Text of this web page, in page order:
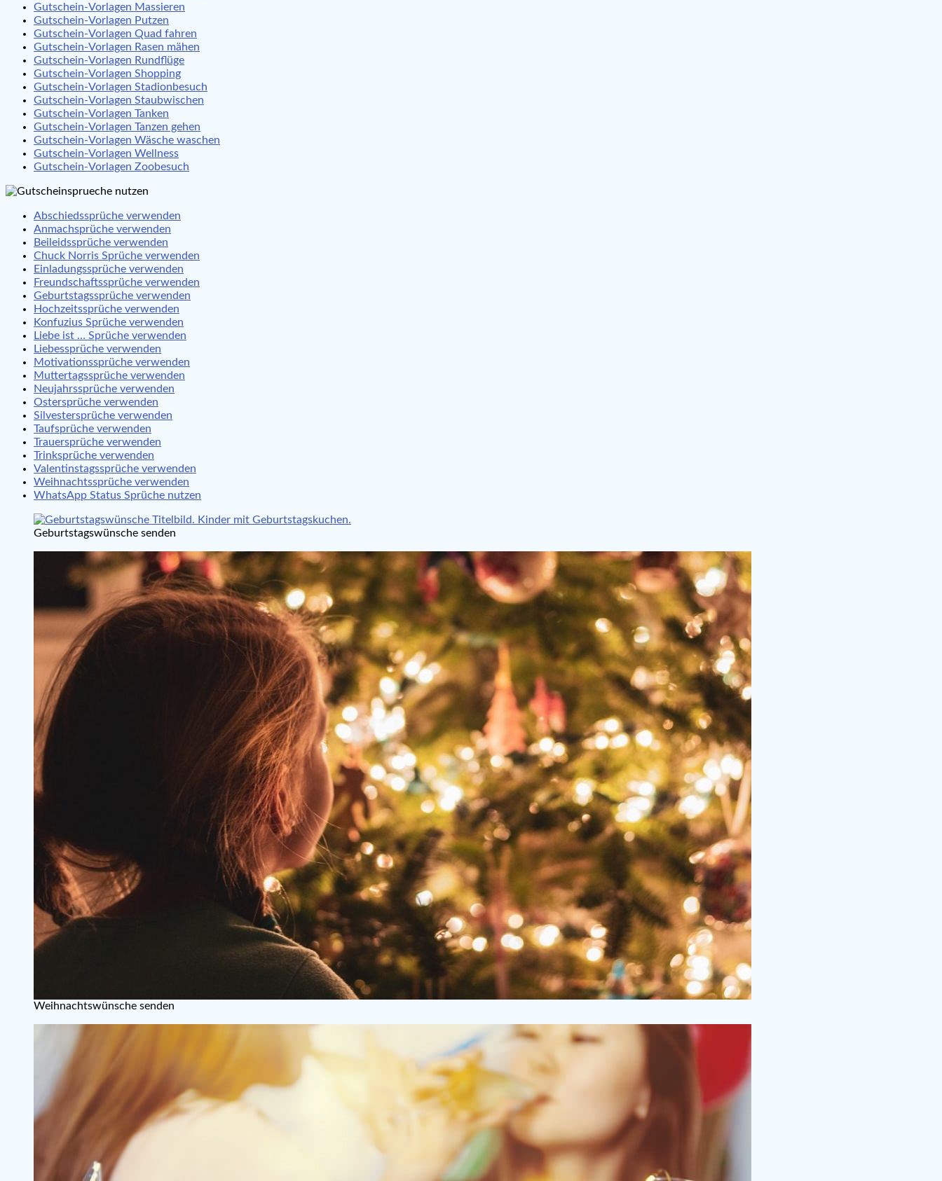
Gutschein-Vorlagen Massieren
Gutschein-Vorlagen Putzen
Gutschein-Vorlagen Quad fahren
Gutschein-Vorlagen Rasen mähen
Gutschein-Vorlagen Rundflüge
Gutschein-Vorlagen Shopping
Gutschein-Vorlagen Stadionbesuch
Gutschein-Vorlagen Staubwischen
Gutschein-Vorlagen Tanken
Gutschein-Vorlagen Tanzen gehen
Gutschein-Vorlagen Wäsche waschen
Gutschein-Vorlagen Wellness
Gutschein-Vorlagen Zoobesuch
Abschiedssprüche verwenden
Anmachsprüche verwenden
Beileidssprüche verwenden
Chuck Norris Sprüche verwenden
Einladungssprüche verwenden
Freundschaftssprüche verwenden
Geburtstagssprüche verwenden
Hochzeitssprüche verwenden
Konfuzius Sprüche verwenden
Liebe ist … Sprüche verwenden
Liebessprüche verwenden
Motivationssprüche verwenden
Muttertagssprüche verwenden
Neujahrssprüche verwenden
Ostersprüche verwenden
Silvestersprüche verwenden
Taufsprüche verwenden
Trauersprüche verwenden
Trinksprüche verwenden
Valentinstagssprüche verwenden
Weihnachtssprüche verwenden
WhatsApp Status Sprüche nutzen
Geburtstagswünsche senden
Weihnachtswünsche senden